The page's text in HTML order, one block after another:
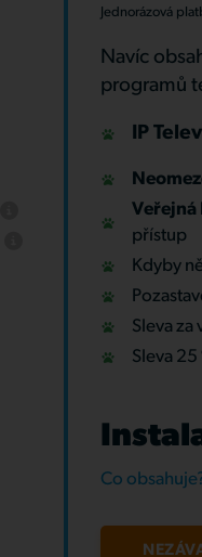
Jednorázová
Navíc
programů
IP
Veřejná
přístup
Kdyby
Sleva za
Sleva 25
Co